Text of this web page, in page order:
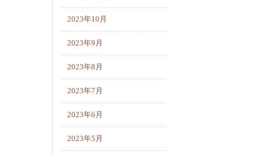
2023年10月
2023年9月
2023年8月
2023年7月
2023年6月
2023年5月